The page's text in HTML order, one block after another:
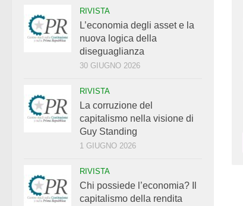
RIVISTA
L’economia degli asset e la
nuova logica della
diseguaglianza
30 GIUGNO 2026
RIVISTA
La corruzione del
capitalismo nella visione di
Guy Standing
1 GIUGNO 2026
RIVISTA
Chi possiede l’economia? Il
capitalismo della rendita